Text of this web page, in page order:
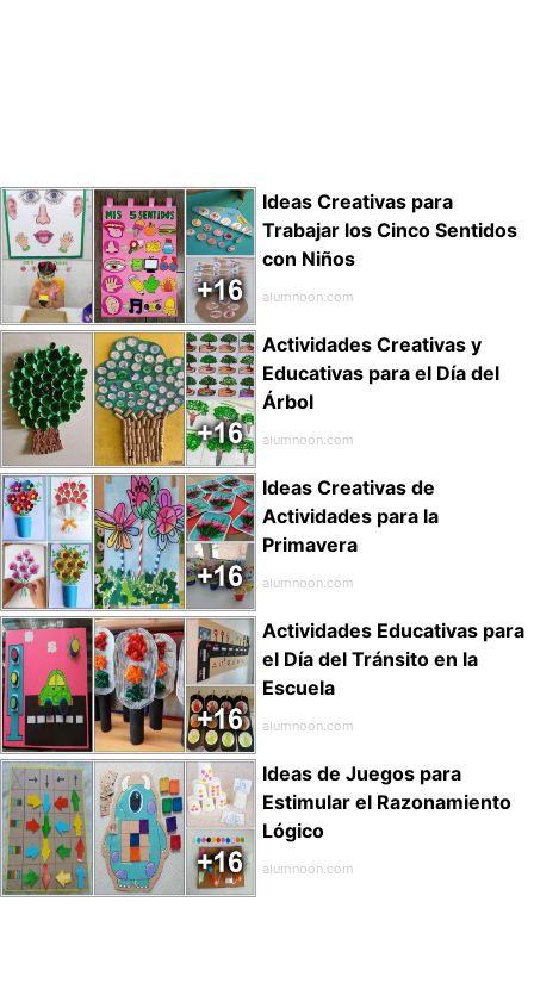
Ideas Creativas para
Trabajar los Cinco Sentidos
con Niños
alumnoon.com
Actividades Creativas y
Educativas para el Día del
Árbol
alumnoon.com
Ideas Creativas de
Actividades para la
Primavera
alumnoon.com
Actividades Educativas para
el Día del Tránsito en la
Escuela
alumnoon.com
Ideas de Juegos para
Estimular el Razonamiento
Lógico
alumnoon.com